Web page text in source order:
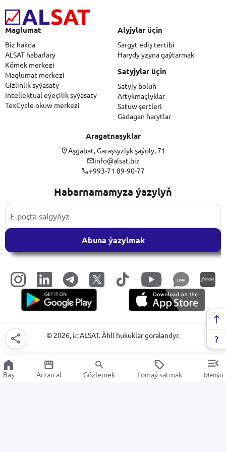
Maglumat
Biz hakda
ALSAT habarlary
Kömek merkezi
Maglumat merkezi
Gizlinlik syýasaty
Intellektual eýeçilik syýasaty
TexCycle okuw merkezi
Alyjylar üçin
Sargyt ediş tertibi
Harydy yzyna gaýtarmak
Satyjylar üçin
Satyjy boluň
Artykmaçlyklar
Satuw şertleri
Gadagan harytlar
Aragatnaşyklar
Aşgabat, Garaşsyzlyk şaýoly, 71
info@alsat.biz
+993-71 89-90-77
Habarnamamyza ýazylyň
Abuna ýazylmak
LINK
© 2026, 📈ALSAT. Ähli hukuklar goralandyr.
Baş Arzan al Gözlemek Lomaý satmak Menýu